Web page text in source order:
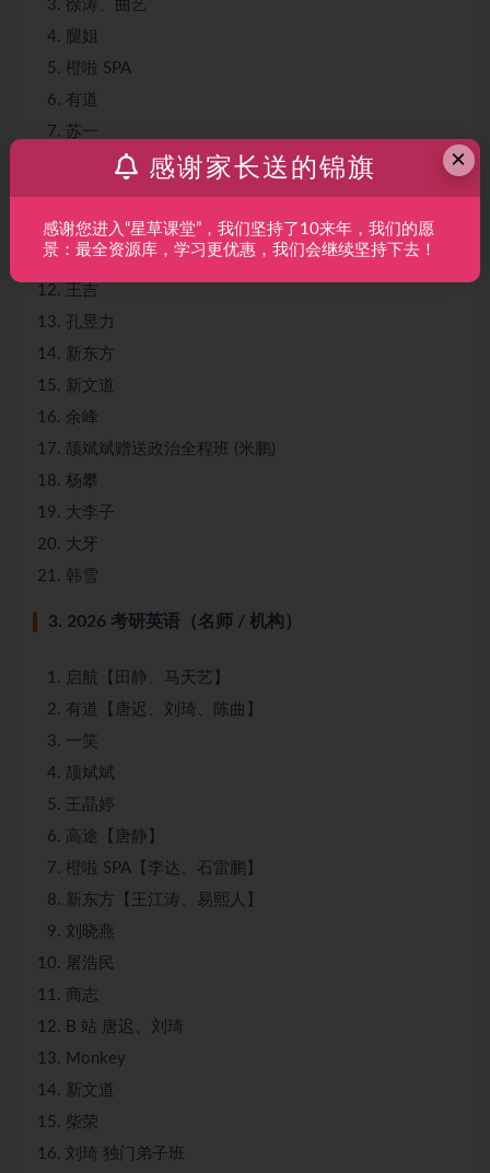
徐涛、曲艺
腿姐
橙啦 SPA
有道
苏一
石磊
米鹏
高途
王吉
孔昱力
新东方
新文道
余峰
颉斌斌赠送政治全程班 (米鹏)
杨攀
大李子
大牙
韩雪
3. 2026 考研英语（名师 / 机构）
启航【田静、马天艺】
有道【唐迟、刘琦、陈曲】
一笑
颉斌斌
王晶婷
高途【唐静】
橙啦 SPA【李达、石雷鹏】
新东方【王江涛、易熙人】
刘晓燕
屠浩民
商志
B 站 唐迟、刘琦
Monkey
新文道
柴荣
刘琦 独门弟子班
×
感谢家长送的锦旗
感谢您进入“星草课堂”，我们坚持了10来年，我们的愿
景：最全资源库，学习更优惠，我们会继续坚持下去！